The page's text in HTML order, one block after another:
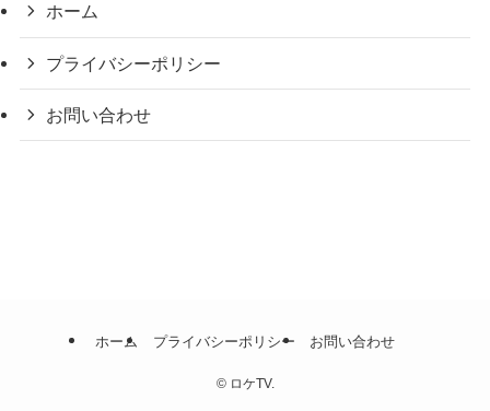
ホーム
プライバシーポリシー
お問い合わせ
ホーム プライバシーポリシー お問い合わせ
©ロケTV.